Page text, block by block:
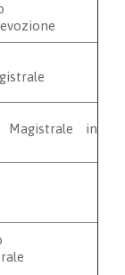
Magistrale in